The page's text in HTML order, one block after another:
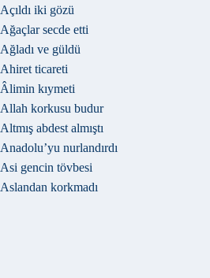
Açıldı iki gözü
Ağaçlar secde etti
Ağladı ve güldü
Ahiret ticareti
Âlimin kıymeti
Allah korkusu budur
Altmış abdest almıştı
Anadolu’yu nurlandırdı
Asi gencin tövbesi
Aslandan korkmadı